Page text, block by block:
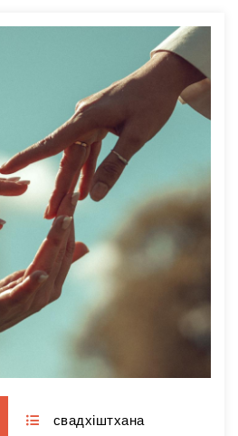
свадхіштхана